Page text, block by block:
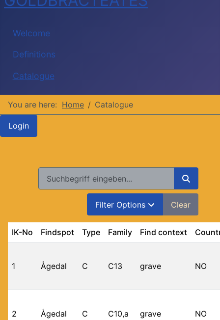
Welcome
Definitions
Catalogue
You are here: Home Catalogue
Login
Filter Options Clear
IK-No Findspot Type Family Find context
1 Ågedal C C13 grave NO
2 Ågedal C C10,a grave NO